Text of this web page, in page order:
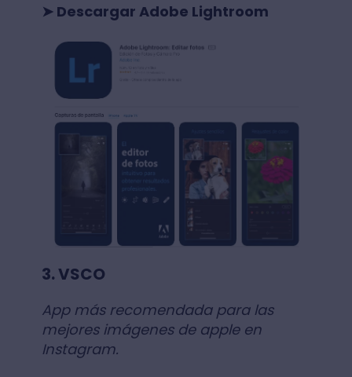
➤ Descargar Adobe Lightroom
3. VSCO
App más recomendada para las
mejores imágenes de apple en
Instagram.